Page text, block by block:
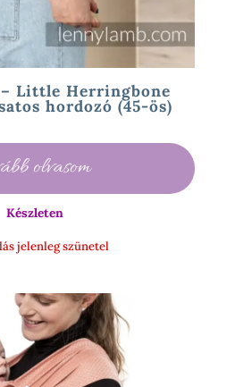
– Little Herringbone
hordozó (45-ös)
Ft olvasom
Készleten
jelenleg szünetel